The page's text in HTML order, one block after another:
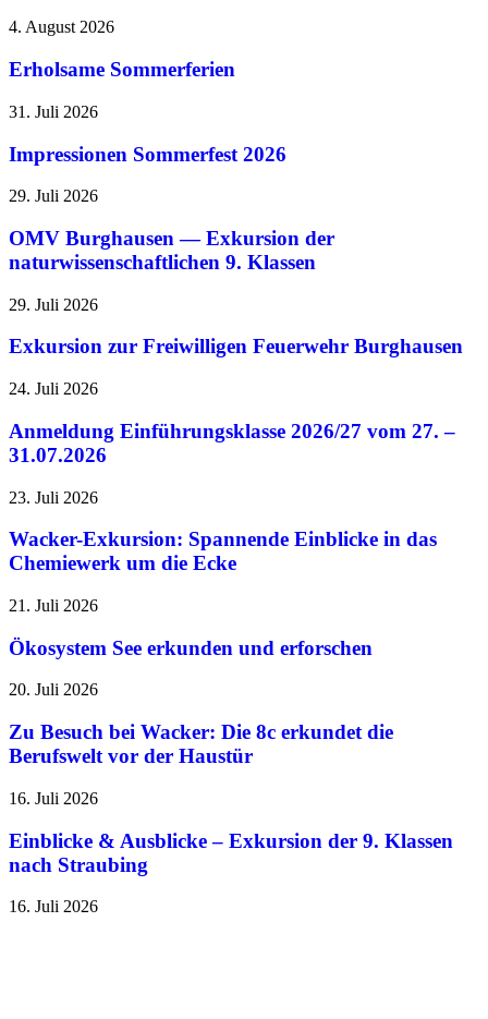
4. August 2026
Erholsame Sommerferien
31. Juli 2026
Impressionen Sommerfest 2026
29. Juli 2026
OMV Burghausen — Exkursion der
naturwissenschaftlichen 9. Klassen
29. Juli 2026
Exkursion zur Freiwilligen Feuerwehr Burghausen
24. Juli 2026
Anmeldung Einführungsklasse 2026/27 vom 27. –
31.07.2026
23. Juli 2026
Wacker-Exkursion: Spannende Einblicke in das
Chemiewerk um die Ecke
21. Juli 2026
Ökosystem See erkunden und erforschen
20. Juli 2026
Zu Besuch bei Wacker: Die 8c erkundet die
Berufswelt vor der Haustür
16. Juli 2026
Einblicke & Ausblicke – Exkursion der 9. Klassen
nach Straubing
16. Juli 2026